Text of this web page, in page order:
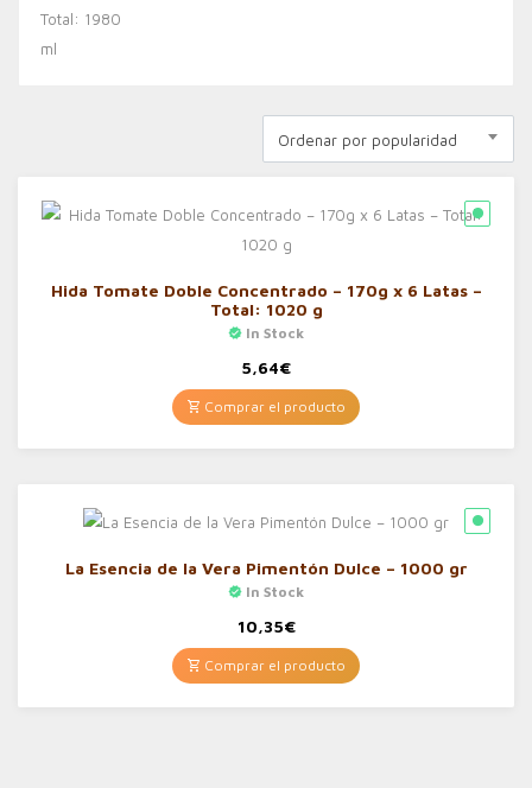
Ordenar por popularidad
Hida Tomate Doble Concentrado – 170g x 6 Latas –
Total: 1020 g
In Stock
5,64€
Comprar el producto
La Esencia de la Vera Pimentón Dulce – 1000 gr
In Stock
10,35€
Comprar el producto